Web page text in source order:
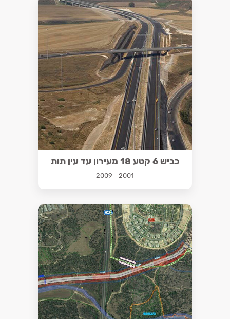
כביש 6 קטע 18 מעירון עד עין תות
2001 - 2009